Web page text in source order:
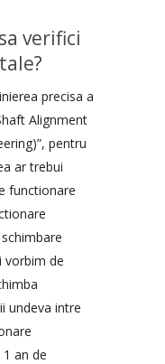
verifici
precisa a
Alignment
pentru
ar trebui
functionare
vorbim de
undeva intre
an de